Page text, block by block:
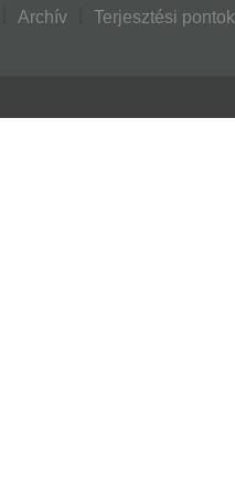
Archív Terjesztési pontok